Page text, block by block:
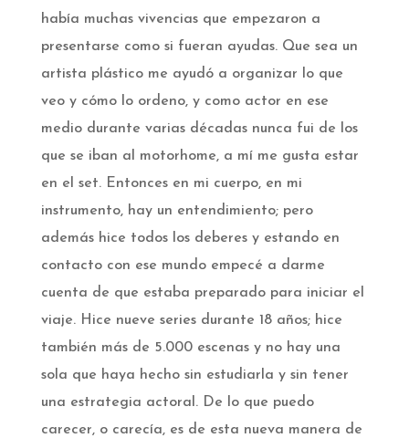
había muchas vivencias que empezaron a
presentarse como si fueran ayudas. Que sea un
artista plástico me ayudó a organizar lo que
veo y cómo lo ordeno, y como actor en ese
medio durante varias décadas nunca fui de los
que se iban al motorhome, a mí me gusta estar
en el set. Entonces en mi cuerpo, en mi
instrumento, hay un entendimiento; pero
además hice todos los deberes y estando en
contacto con ese mundo empecé a darme
cuenta de que estaba preparado para iniciar el
viaje. Hice nueve series durante 18 años; hice
también más de 5.000 escenas y no hay una
sola que haya hecho sin estudiarla y sin tener
una estrategia actoral. De lo que puedo
carecer, o carecía, es de esta nueva manera de